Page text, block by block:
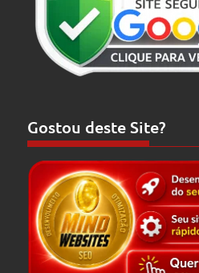
Gostou deste Site?